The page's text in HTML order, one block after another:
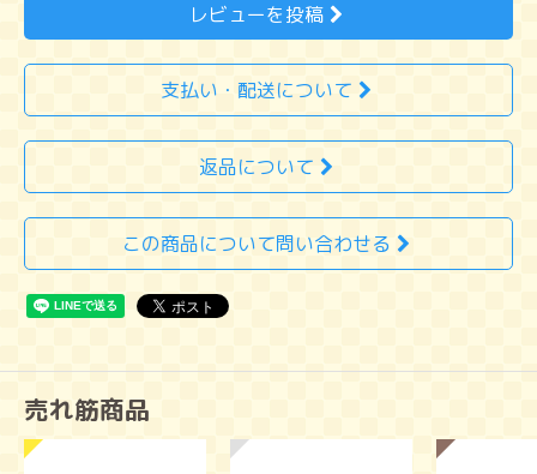
レビューを投稿
支払い・配送について
返品について
この商品について問い合わせる
売れ筋商品